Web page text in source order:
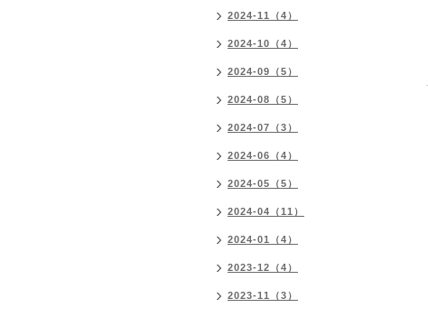
2024-11（4）
2024-10（4）
2024-09（5）
2024-08（5）
2024-07（3）
2024-06（4）
2024-05（5）
2024-04（11）
2024-01（4）
2023-12（4）
2023-11（3）